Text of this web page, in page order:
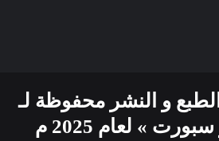
و النشر محفوظة لـ
» لعام 2025 م